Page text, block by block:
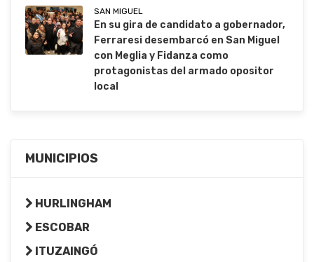
SAN MIGUEL
En su gira de candidato a gobernador,
Ferraresi desembarcó en San Miguel
con Meglia y Fidanza como
protagonistas del armado opositor
local
MUNICIPIOS
HURLINGHAM
ESCOBAR
ITUZAINGÓ